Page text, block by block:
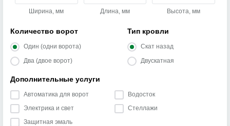
Ширина, мм Длина, мм Высота, мм
Количество ворот
Один (одни ворота)
Два (двое ворот)
Тип кровли
Скат назад
Двускатная
Дополнительные услуги
Автоматика для ворот
Водосток
Электрика и свет
Стеллажи
Защитная эмаль